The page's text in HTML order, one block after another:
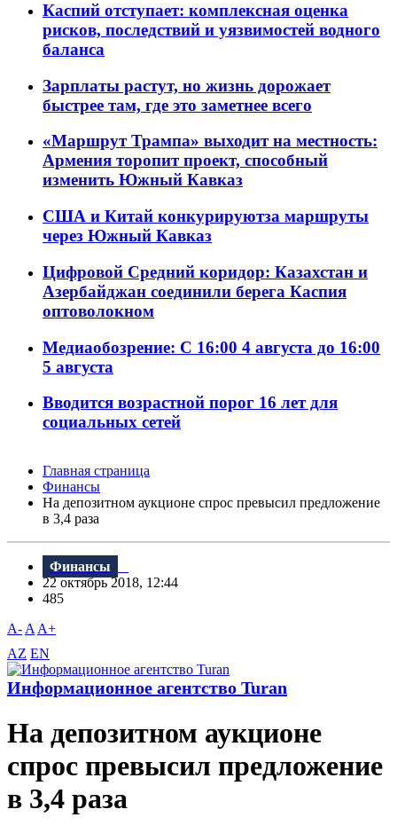
Каспий отступает: комплексная оценка
рисков, последствий и уязвимостей водного
баланса
Зарплаты растут, но жизнь дорожает
быстрее там, где это заметнее всего
«Маршрут Трампа» выходит на местность:
Армения торопит проект, способный
изменить Южный Кавказ
США и Китай конкурируютза маршруты
через Южный Кавказ
Цифровой Средний коридор: Казахстан и
Азербайджан соединили берега Каспия
оптоволокном
Медиаобозрение: С 16:00 4 августа до 16:00
5 августа
Вводится возрастной порог 16 лет для
социальных сетей
Главная страница
Финансы
На депозитном аукционе спрос превысил предложение
в 3,4 раза
Финансы
22 октябрь 2018, 12:44
485
A- A A+
AZ EN
Информационное агентство Turan
На депозитном аукционе
спрос превысил предложение
в 3,4 раза